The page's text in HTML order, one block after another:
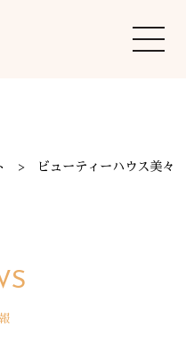
ビューティーハウス美々